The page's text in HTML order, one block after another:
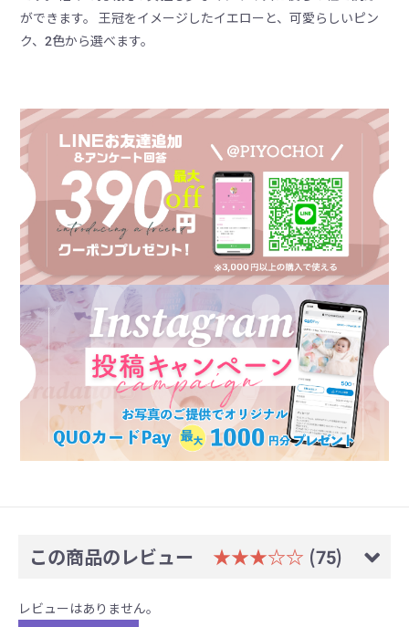
ができます。 王冠をイメージしたイエローと、可愛らしいピン
ク、2色から選べます。
この商品のレビュー ★★★☆☆ (75)
レビューはありません。